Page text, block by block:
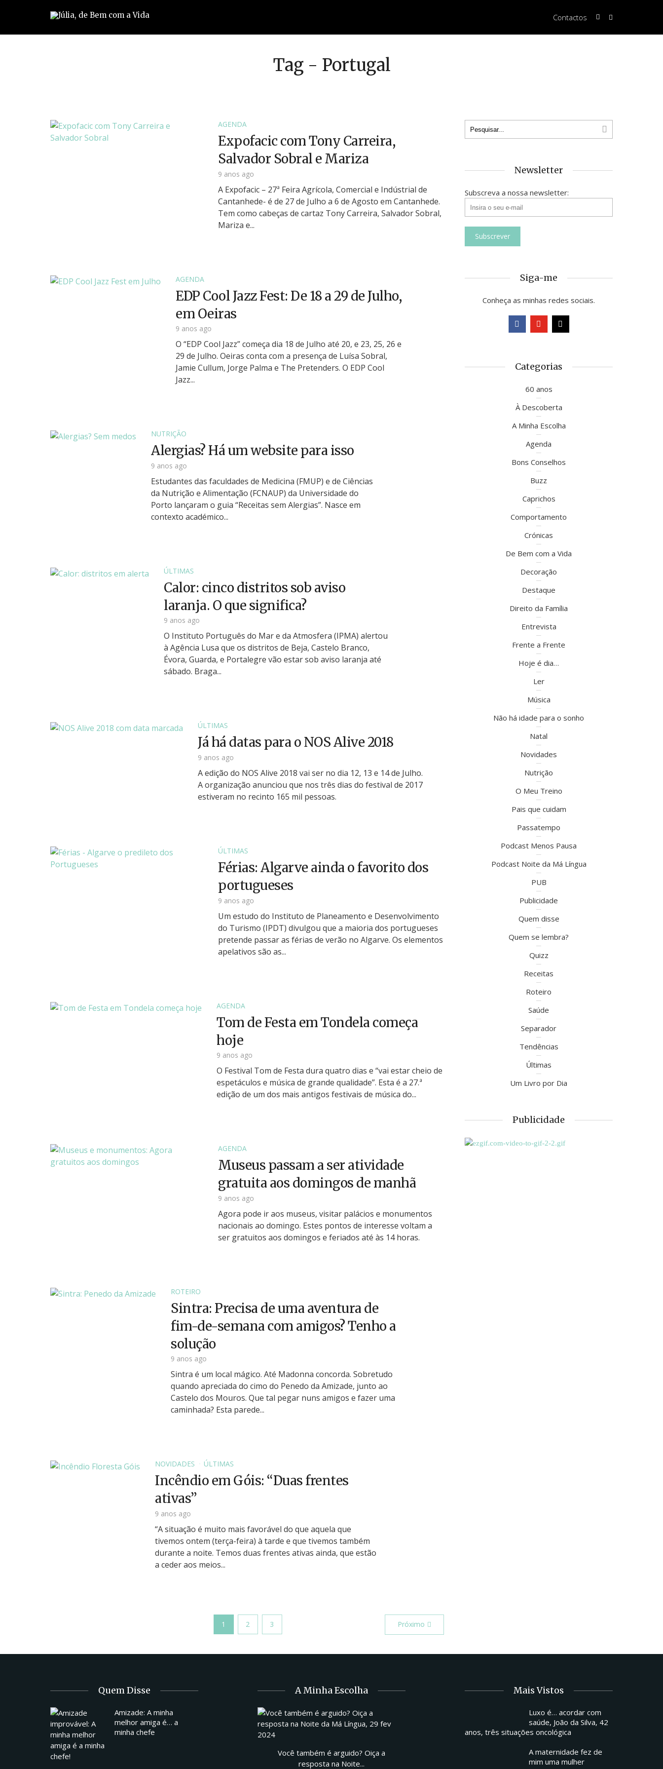
Contactos
Tag - Portugal
AGENDA
Expofacic com Tony Carreira,
Salvador Sobral e Mariza
9 anos ago
A Expofacic – 27ª Feira Agrícola, Comercial e Indústrial de
Cantanhede- é de 27 de Julho a 6 de Agosto em Cantanhede.
Tem como cabeças de cartaz Tony Carreira, Salvador Sobral,
Mariza e...
AGENDA
EDP Cool Jazz Fest: De 18 a 29 de Julho,
em Oeiras
9 anos ago
O “EDP Cool Jazz” começa dia 18 de Julho até 20, e 23, 25, 26 e
29 de Julho. Oeiras conta com a presença de Luísa Sobral,
Jamie Cullum, Jorge Palma e The Pretenders. O EDP Cool
Jazz...
NUTRIÇÃO
Alergias? Há um website para isso
9 anos ago
Estudantes das faculdades de Medicina (FMUP) e de Ciências
da Nutrição e Alimentação (FCNAUP) da Universidade do
Porto lançaram o guia “Receitas sem Alergias”. Nasce em
contexto académico...
ÚLTIMAS
Calor: cinco distritos sob aviso
laranja. O que significa?
9 anos ago
O Instituto Português do Mar e da Atmosfera (IPMA) alertou
à Agência Lusa que os distritos de Beja, Castelo Branco,
Évora, Guarda, e Portalegre vão estar sob aviso laranja até
sábado. Braga...
ÚLTIMAS
Já há datas para o NOS Alive 2018
9 anos ago
A edição do NOS Alive 2018 vai ser no dia 12, 13 e 14 de Julho.
A organização anunciou que nos três dias do festival de 2017
estiveram no recinto 165 mil pessoas.
ÚLTIMAS
Férias: Algarve ainda o favorito dos
portugueses
9 anos ago
Um estudo do Instituto de Planeamento e Desenvolvimento
do Turismo (IPDT) divulgou que a maioria dos portugueses
pretende passar as férias de verão no Algarve. Os elementos
apelativos são as...
AGENDA
Tom de Festa em Tondela começa
hoje
9 anos ago
O Festival Tom de Festa dura quatro dias e “vai estar cheio de
espetáculos e música de grande qualidade”. Esta é a 27.ª
edição de um dos mais antigos festivais de música do...
AGENDA
Museus passam a ser atividade
gratuita aos domingos de manhã
9 anos ago
Agora pode ir aos museus, visitar palácios e monumentos
nacionais ao domingo. Estes pontos de interesse voltam a
ser gratuitos aos domingos e feriados até às 14 horas.
ROTEIRO
Sintra: Precisa de uma aventura de
fim-de-semana com amigos? Tenho a
solução
9 anos ago
Sintra é um local mágico. Até Madonna concorda. Sobretudo
quando apreciada do cimo do Penedo da Amizade, junto ao
Castelo dos Mouros. Que tal pegar nuns amigos e fazer uma
caminhada? Esta parede...
NOVIDADES ÚLTIMAS
Incêndio em Góis: “Duas frentes
ativas”
9 anos ago
“A situação é muito mais favorável do que aquela que
tivemos ontem (terça-feira) à tarde e que tivemos também
durante a noite. Temos duas frentes ativas ainda, que estão
a ceder aos meios...
1 2 3 Próximo
Newsletter
Subscreva a nossa newsletter:
Siga-me
Conheça as minhas redes sociais.
Categorias
60 anos
À Descoberta
A Minha Escolha
Agenda
Bons Conselhos
Buzz
Caprichos
Comportamento
Crónicas
De Bem com a Vida
Decoração
Destaque
Direito da Família
Entrevista
Frente a Frente
Hoje é dia…
Ler
Música
Não há idade para o sonho
Natal
Novidades
Nutrição
O Meu Treino
Pais que cuidam
Passatempo
Podcast Menos Pausa
Podcast Noite da Má Língua
PUB
Publicidade
Quem disse
Quem se lembra?
Quizz
Receitas
Roteiro
Saúde
Separador
Tendências
Últimas
Um Livro por Dia
Publicidade
Quem Disse
Amizade: A minha
melhor amiga é… a
minha chefe
A Minha Escolha
Você também é arguido? Oiça a
resposta na Noite...
Mais Vistos
Luxo é… acordar com
saúde, João da Silva, 42
anos, três situações oncológica
A maternidade fez de
mim uma mulher